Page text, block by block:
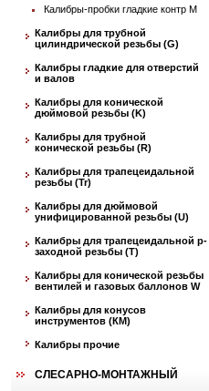
Калибры-пробки гладкие контр М
Калибры для трубной
цилиндрической резьбы (G)
Калибры гладкие для отверстий
и валов
Калибры для конической
дюймовой резьбы (K)
Калибры для трубной
конической резьбы (R)
Калибры для трапецеидальной
резьбы (Tr)
Калибры для дюймовой
унифицированной резьбы (U)
Калибры для трапецеидальной p-
заходной резьбы (T)
Калибры для конической резьбы
вентилей и газовых баллонов W
Калибры для конусов
инструментов (КМ)
Калибры прочие
СЛЕСАРНО-МОНТАЖНЫЙ